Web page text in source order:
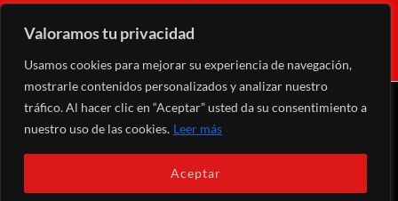
Valoramos tu privacidad
Usamos cookies para mejorar su experiencia de navegación,
mostrarle contenidos personalizados y analizar nuestro
tráfico. Al hacer clic en “Aceptar” usted da su consentimiento a
nuestro uso de las cookies. Leer más
Aceptar
Copyright © 2026 Nakama Mundo Friki